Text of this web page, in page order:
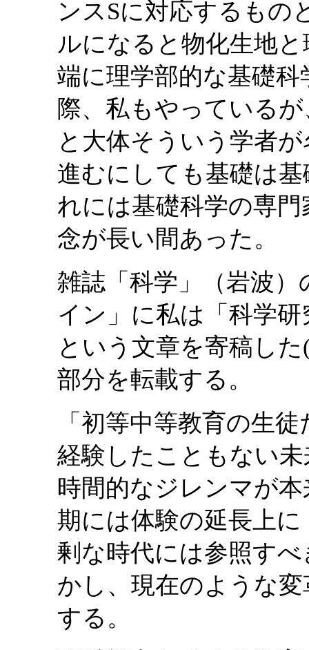
ンスSに対応するもの
ルになると物化生地
端に理学部的な基礎
際、私もやっている
と大体そういう学者
進むにしても基礎は
れには基礎科学の専
念が長い間あった。
雑誌「科学」（岩波
イン」に私は「科学
という文章を寄稿し
部分を転載する。
「初等中等教育の生
経験したこともない
時間的なジレンマが
期には体験の延長上
剰な時代には参照す
かし、現在のような
する。